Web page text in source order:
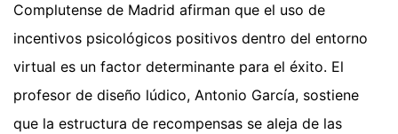
Complutense de Madrid afirman que el uso de
incentivos psicológicos positivos dentro del entorno
virtual es un factor determinante para el éxito. El
profesor de diseño lúdico, Antonio García, sostiene
que la estructura de recompensas se aleja de las